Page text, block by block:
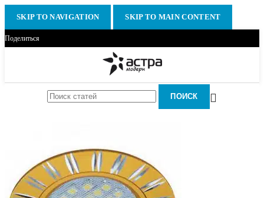
SKIP TO NAVIGATION SKIP TO MAIN CONTENT
Поделиться
ПОИСК